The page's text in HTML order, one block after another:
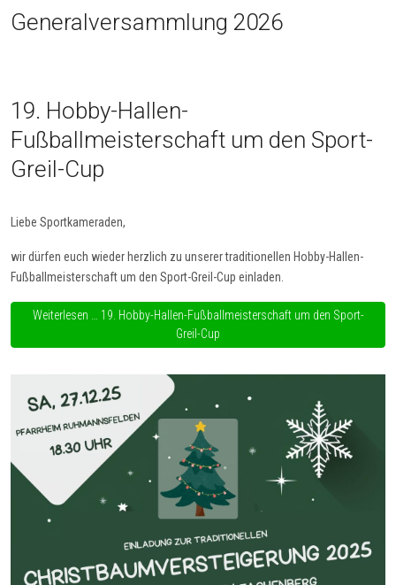
Generalversammlung 2026
19. Hobby-Hallen-
Fußballmeisterschaft um den Sport-
Greil-Cup
Liebe Sportkameraden,
wir dürfen euch wieder herzlich zu unserer traditionellen Hobby-Hallen-
Fußballmeisterschaft um den Sport-Greil-Cup einladen.
Weiterlesen … 19. Hobby-Hallen-Fußballmeisterschaft um den Sport-
Greil-Cup